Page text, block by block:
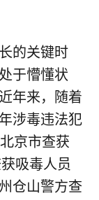
的关键时
于懵懂状
年来，随着
涉毒违法犯
京市查获
吸毒人员
仓山警方查